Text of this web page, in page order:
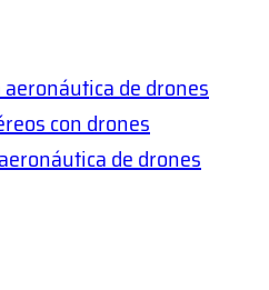
de drones
con drones
de drones